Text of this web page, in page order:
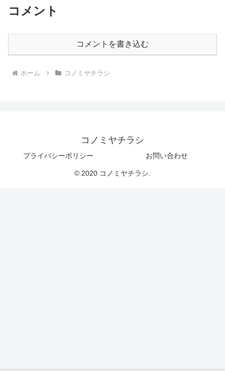
コメント
コメントを書き込む
ホーム コノミヤチラシ
コノミヤチラシ
プライバシーポリシー お問い合わせ
© 2020 コノミヤチラシ.